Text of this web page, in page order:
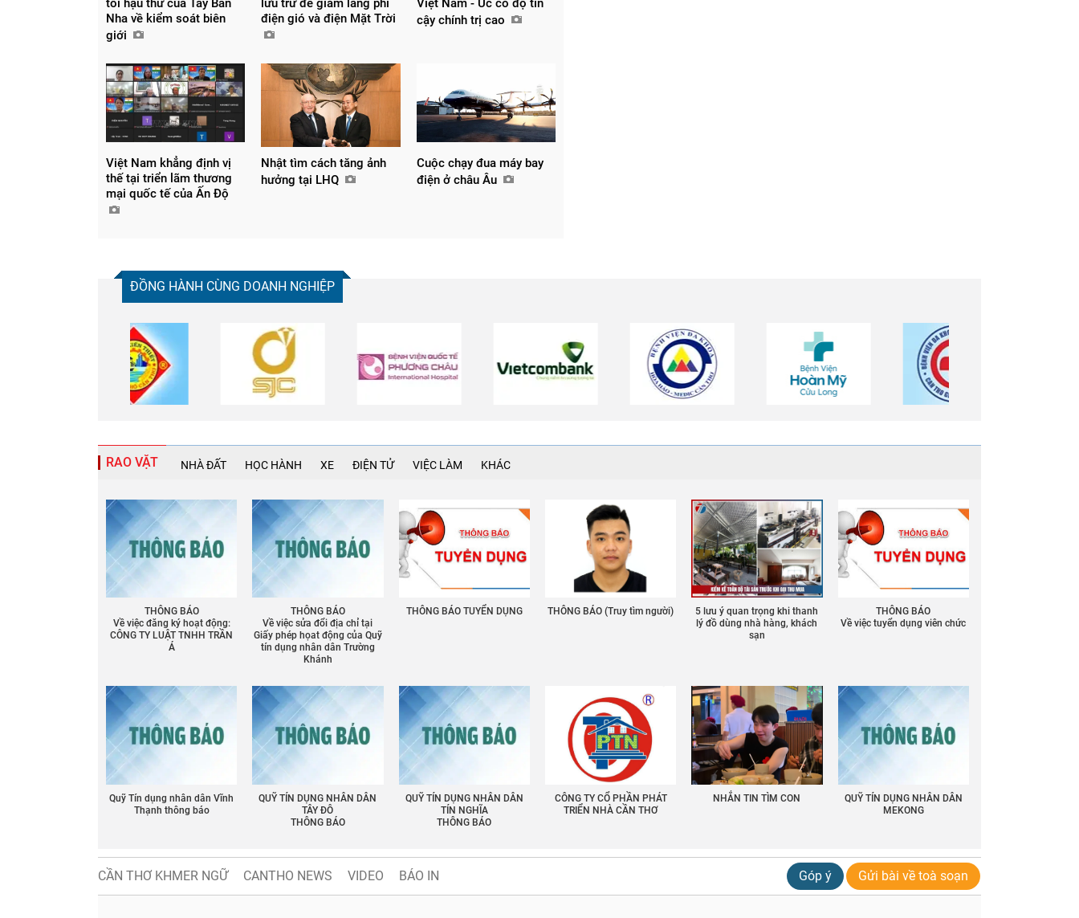
tối hậu thư của Tây Ban
Nha về kiểm soát biên
giới
lưu trữ để giảm lãng phí
điện gió và điện Mặt Trời
Việt Nam - Úc có độ tin
cậy chính trị cao
Việt Nam khẳng định vị
thế tại triển lãm thương
mại quốc tế của Ấn Độ
Nhật tìm cách tăng ảnh
hưởng tại LHQ
Cuộc chạy đua máy bay
điện ở châu Âu
ĐỒNG HÀNH CÙNG DOANH NGHIỆP
RAO VẶT NHÀ ĐẤT HỌC HÀNH XE ĐIỆN TỬ VIỆC LÀM KHÁC
THÔNG BÁO
Về việc đăng ký hoạt động:
CÔNG TY LUẬT TNHH TRẦN
Á
THÔNG BÁO
Về việc sửa đổi địa chỉ tại
Giấy phép họat động của Quỹ
tín dụng nhân dân Trường
Khánh
THÔNG BÁO TUYỂN DỤNG THÔNG BÁO (Truy tìm người)
5 lưu ý quan trọng khi thanh
lý đồ dùng nhà hàng, khách
sạn
THÔNG BÁO
Về việc tuyển dụng viên chức
Quỹ Tín dụng nhân dân Vĩnh
Thạnh thông báo
QUỸ TÍN DỤNG NHÂN DÂN
TÂY ĐÔ
THÔNG BÁO
QUỸ TÍN DỤNG NHÂN DÂN
TÍN NGHĨA
THÔNG BÁO
CÔNG TY CỔ PHẦN PHÁT
TRIỂN NHÀ CẦN THƠ
NHẮN TIN TÌM CON
QUỸ TÍN DỤNG NHÂN DÂN
MEKONG
CẦN THƠ KHMER NGỮ CANTHO NEWS VIDEO BÁO IN Góp ý Gửi bài về toà soạn